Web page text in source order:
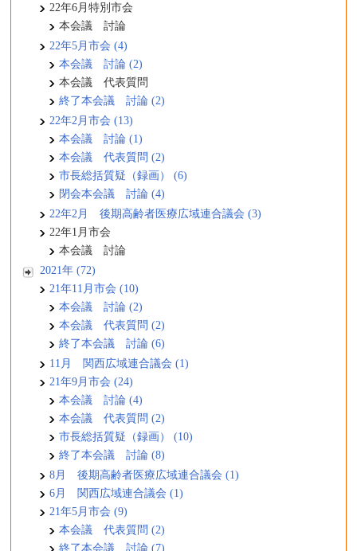
22年6月特別市会
本会議 討論
22年5月市会 (4)
本会議 討論 (2)
本会議 代表質問
終了本会議 討論 (2)
22年2月市会 (13)
本会議 討論 (1)
本会議 代表質問 (2)
市長総括質疑（録画） (6)
閉会本会議 討論 (4)
22年2月 後期高齢者医療広域連合議会 (3)
22年1月市会
本会議 討論
2021年 (72)
21年11月市会 (10)
本会議 討論 (2)
本会議 代表質問 (2)
終了本会議 討論 (6)
11月 関西広域連合議会 (1)
21年9月市会 (24)
本会議 討論 (4)
本会議 代表質問 (2)
市長総括質疑（録画） (10)
終了本会議 討論 (8)
8月 後期高齢者医療広域連合議会 (1)
6月 関西広域連合議会 (1)
21年5月市会 (9)
本会議 代表質問 (2)
終了本会議 討論 (7)